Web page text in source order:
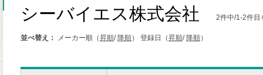
シーバイエス株式会社 2件中/1-2件目
並べ替え： メーカー順（昇順/ 降順） 登録日（昇順/ 降順）